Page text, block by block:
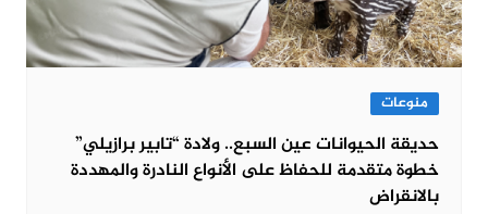
منوعات
حديقة الحيوانات عين السبع.. ولادة “تابير برازيلي”
خطوة متقدمة للحفاظ على الأنواع النادرة والمهددة
بالانقراض